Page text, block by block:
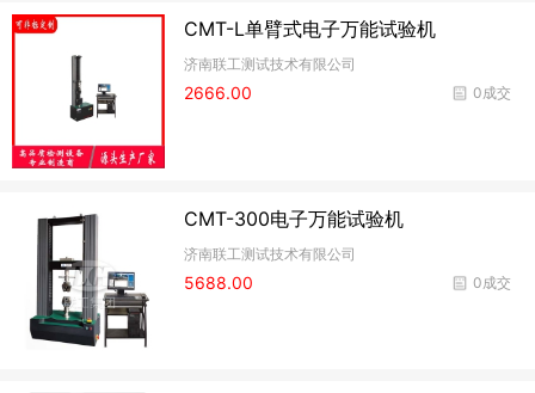
CMT-L单臂式电子万能试验机
济南联工测试技术有限公司
0成交
2666.00
CMT-300电子万能试验机
济南联工测试技术有限公司
0成交
5688.00